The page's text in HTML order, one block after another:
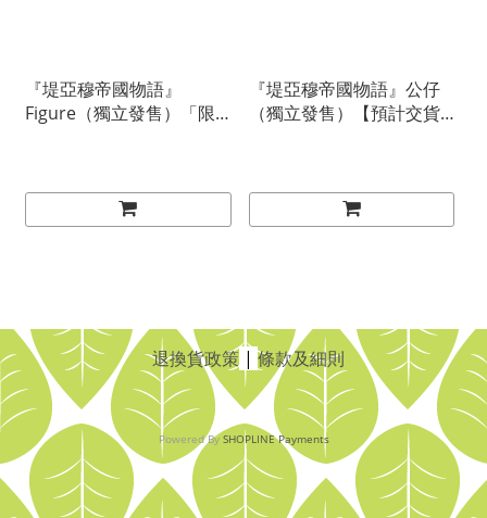
『堤亞穆帝國物語』
Figure（獨立發售）「限
『堤亞穆帝國物語』公仔
（獨立發售）【預計交貨
退換貨政策| 條款及細則
Powered BySHOPLINE Payments